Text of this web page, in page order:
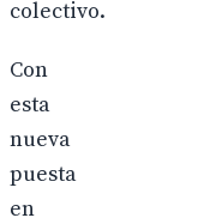
colectivo.
Con
esta
nueva
puesta
en